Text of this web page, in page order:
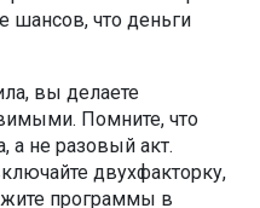
шансов, что деньги
вы делаете
Помните, что
а не разовый акт.
двухфакторку,
программы в